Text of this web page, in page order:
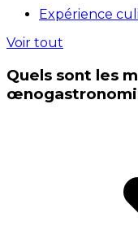
Expérience
Voir tout
Quels sont les